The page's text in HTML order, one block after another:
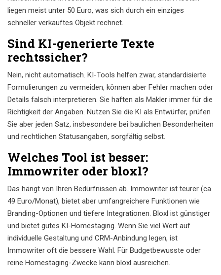
liegen meist unter 50 Euro, was sich durch ein einziges
schneller verkauftes Objekt rechnet.
Sind KI-generierte Texte
rechtssicher?
Nein, nicht automatisch. KI-Tools helfen zwar, standardisierte
Formulierungen zu vermeiden, können aber Fehler machen oder
Details falsch interpretieren. Sie haften als Makler immer für die
Richtigkeit der Angaben. Nutzen Sie die KI als Entwürfer, prüfen
Sie aber jeden Satz, insbesondere bei baulichen Besonderheiten
und rechtlichen Statusangaben, sorgfältig selbst.
Welches Tool ist besser:
Immowriter oder bloxl?
Das hängt von Ihren Bedürfnissen ab. Immowriter ist teurer (ca.
49 Euro/Monat), bietet aber umfangreichere Funktionen wie
Branding-Optionen und tiefere Integrationen. Bloxl ist günstiger
und bietet gutes KI-Homestaging. Wenn Sie viel Wert auf
individuelle Gestaltung und CRM-Anbindung legen, ist
Immowriter oft die bessere Wahl. Für Budgetbewusste oder
reine Homestaging-Zwecke kann bloxl ausreichen.